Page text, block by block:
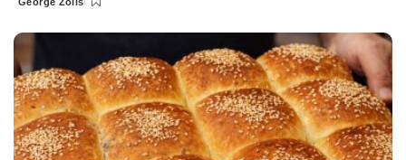
Posted